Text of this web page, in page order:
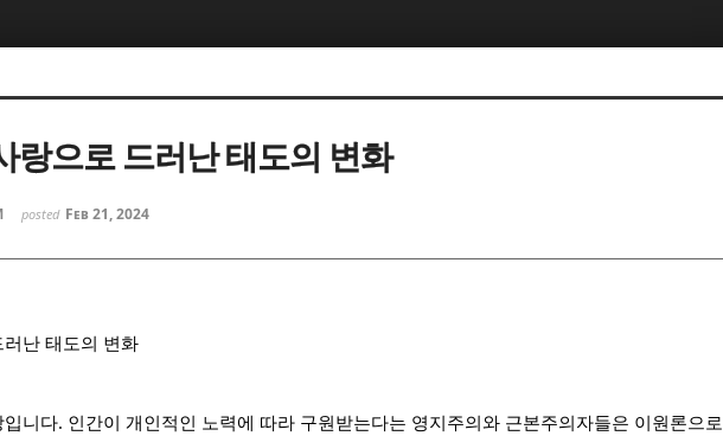
랑으로 드러난 태도의 변화
posted Feb 21, 2024
난 태도의 변화
입니다. 인간이 개인적인 노력에 따라 구원받는다는 영지주의와 근본주의자들은 이원론으로
스케치북5
스케치북5